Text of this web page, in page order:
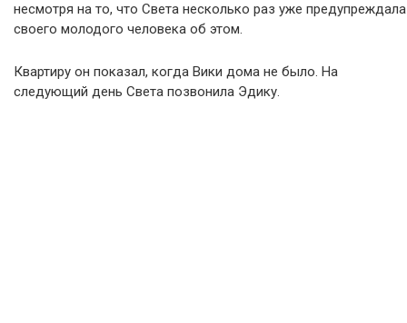
несмотря на то, что Света несколько раз уже предупреждала
своего молодого человека об этом.
Квартиру он показал, когда Вики дома не было. На
следующий день Света позвонила Эдику.